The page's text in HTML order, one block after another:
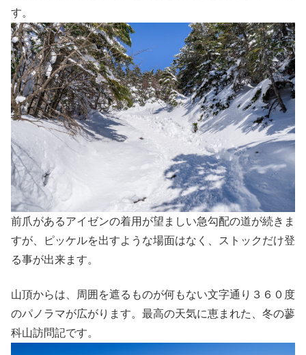
す。
前爪があるアイゼンの着用が望ましい急勾配の道が続きま
すが、ピッケルを出すような場面はなく、ストックだけ登
る事が出来ます。
山頂からは、周囲を遮るものが何もない文字通り３６０度
のパノラマが広がります。最高の天気に恵まれた、冬の蓼
科山訪問記です。